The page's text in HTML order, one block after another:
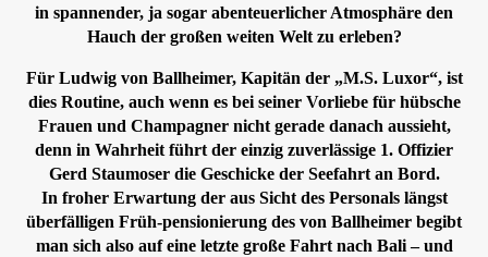
in spannender, ja sogar abenteuerlicher Atmosphäre den
Hauch der großen weiten Welt zu erleben?
Für Ludwig von Ballheimer, Kapitän der „M.S. Luxor“, ist
dies Routine, auch wenn es bei seiner Vorliebe für hübsche
Frauen und Champagner nicht gerade danach aussieht,
denn in Wahrheit führt der einzig zuverlässige 1. Offizier
Gerd Staumoser die Geschicke der Seefahrt an Bord.
In froher Erwartung der aus Sicht des Personals längst
überfälligen Früh-pensionierung des von Ballheimer begibt
man sich also auf eine letzte große Fahrt nach Bali – und